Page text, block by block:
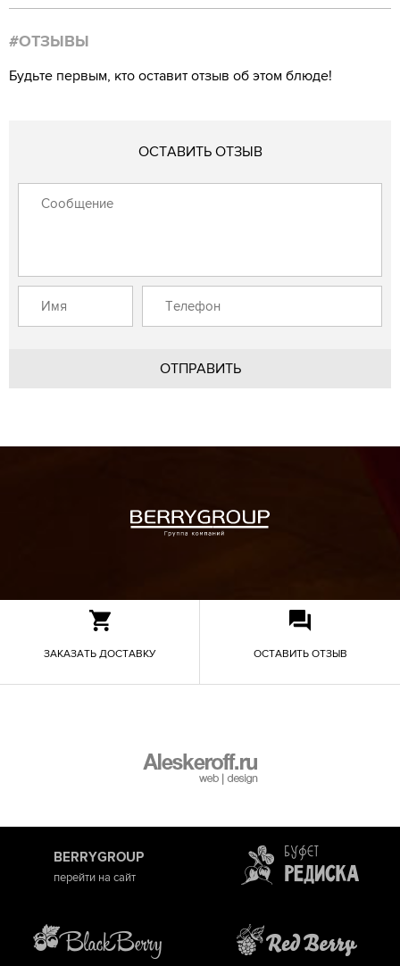
#ОТЗЫВЫ
Будьте первым, кто оставит отзыв об этом блюде!
ОСТАВИТЬ ОТЗЫВ
ОТПРАВИТЬ
ЗАКАЗАТЬ ДОСТАВКУ ОСТАВИТЬ ОТЗЫВ
BERRYGROUP
перейти на сайт